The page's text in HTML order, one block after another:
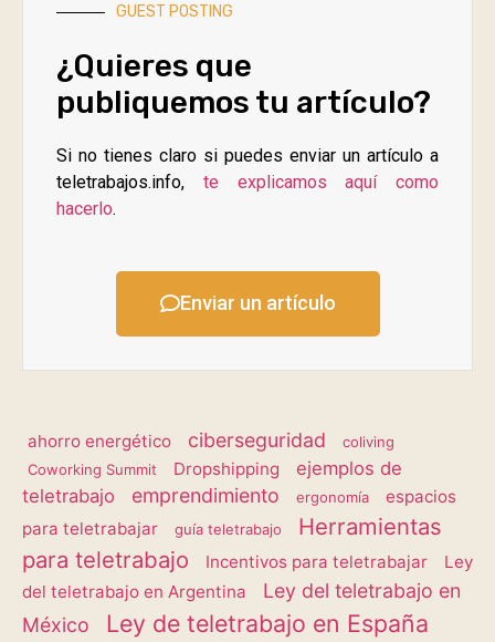
GUEST POSTING
¿Quieres que
publiquemos tu artículo?
Si no tienes claro si puedes enviar un artículo a
teletrabajos.info, te explicamos aquí como
hacerlo.
Enviar un artículo
ahorro energético ciberseguridad
coliving
Coworking Summit
Dropshipping
ejemplos de
teletrabajo
emprendimiento ergonomía
espacios
para teletrabajar
guía teletrabajo
Herramientas
para teletrabajo
Incentivos para teletrabajar
Ley
del teletrabajo en Argentina
Ley del teletrabajo en
México
Ley de teletrabajo en España